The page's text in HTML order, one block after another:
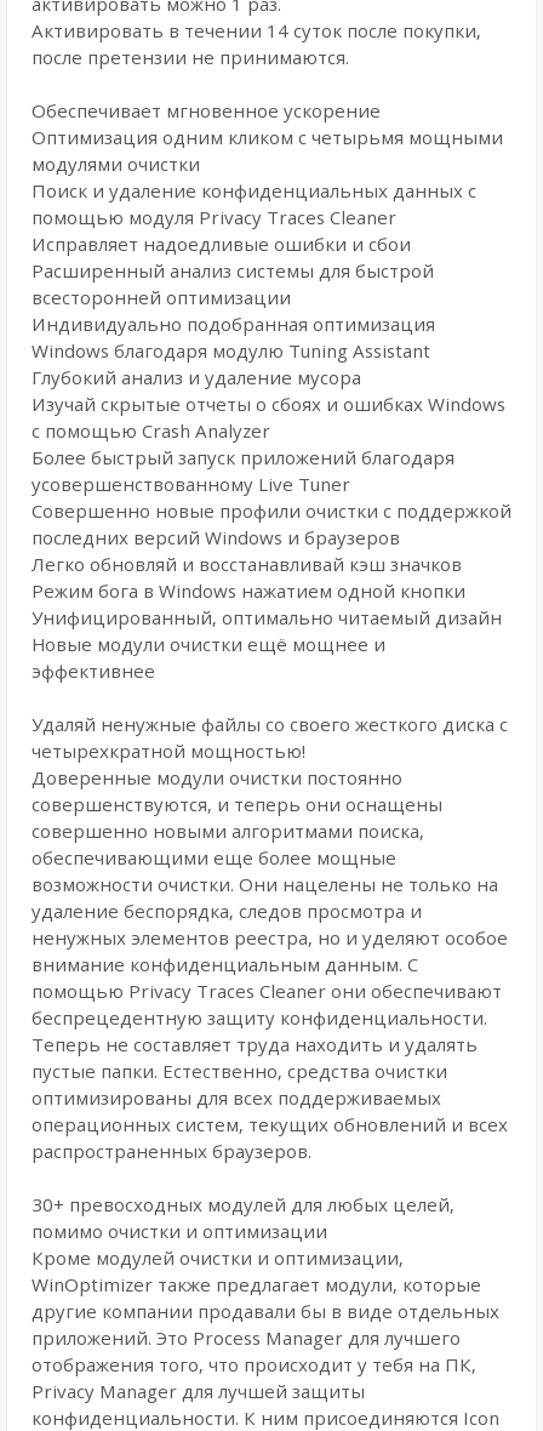
Активировать в течении 14 суток после покупки,
после претензии не принимаются.
Обеспечивает мгновенное ускорение
Оптимизация одним кликом с четырьмя мощными
модулями очистки
Поиск и удаление конфиденциальных данных с
помощью модуля Privacy Traces Cleaner
Исправляет надоедливые ошибки и сбои
Расширенный анализ системы для быстрой
всесторонней оптимизации
Индивидуально подобранная оптимизация
Windows благодаря модулю Tuning Assistant
Глубокий анализ и удаление мусора
Изучай скрытые отчеты о сбоях и ошибках Windows
с помощью Crash Analyzer
Более быстрый запуск приложений благодаря
усовершенствованному Live Tuner
Совершенно новые профили очистки с поддержкой
последних версий Windows и браузеров
Легко обновляй и восстанавливай кэш значков
Режим бога в Windows нажатием одной кнопки
Унифицированный, оптимально читаемый дизайн
Новые модули очистки ещё мощнее и
эффективнее
Удаляй ненужные файлы со своего жесткого диска с
четырехкратной мощностью!
Доверенные модули очистки постоянно
совершенствуются, и теперь они оснащены
совершенно новыми алгоритмами поиска,
обеспечивающими еще более мощные
возможности очистки. Они нацелены не только на
удаление беспорядка, следов просмотра и
ненужных элементов реестра, но и уделяют особое
внимание конфиденциальным данным. С
помощью Privacy Traces Cleaner они обеспечивают
беспрецедентную защиту конфиденциальности.
Теперь не составляет труда находить и удалять
пустые папки. Естественно, средства очистки
оптимизированы для всех поддерживаемых
операционных систем, текущих обновлений и всех
распространенных браузеров.
30+ превосходных модулей для любых целей,
помимо очистки и оптимизации
Кроме модулей очистки и оптимизации,
WinOptimizer также предлагает модули, которые
другие компании продавали бы в виде отдельных
приложений. Это Process Manager для лучшего
отображения того, что происходит у тебя на ПК,
Privacy Manager для лучшей защиты
конфиденциальности. К ним присоединяются Icon